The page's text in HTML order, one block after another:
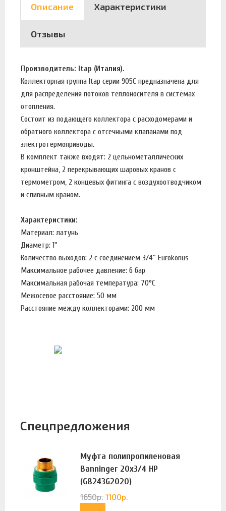
Описание Характеристики
Отзывы
Производитель: Itap (Италия).
Коллекторная группа Itap серии 905C предназначена для
для распределения потоков теплоносителя в системах
отопления.
Состоит из подающего коллектора с расходомерами и
обратного коллектора с отсечными клапанами под
электротермоприводы.
В комплект также входят: 2 цельнометаллических
кронштейна, 2 перекрывающих шаровых кранов с
термометром, 2 концевых фитинга с воздухоотводчиком
и сливным краном.
Характеристики:
Материал: латунь
Диаметр: 1"
Количество выходов: 2 с соединением 3/4” Eurokonus
Максимальное рабочее давление: 6 бар
Максимальная рабочая температура: 70°С
Межосевое расстояние: 50 мм
Расстояние между коллекторами: 200 мм
Спецпредложения
Муфта полипропиленовая
Banninger 20х3/4 НР
(G8243G2020)
1650р. 1100р.